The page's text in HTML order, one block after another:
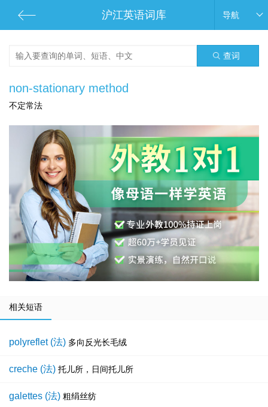
沪江英语词库 导航
查词
non-stationary method
不定常法
相关短语
polyreflet (法) 多向反光长毛绒
creche (法) 托儿所，日间托儿所
galettes (法) 粗绢丝纺